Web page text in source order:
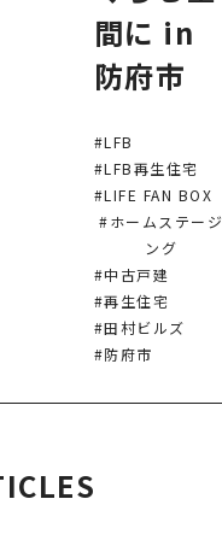
間に in
防府市
#LFB
#LFB再生住宅
#LIFE FAN BOX
#ホームステージ
ング
#中古戸建
#再生住宅
#田村ビルズ
#防府市